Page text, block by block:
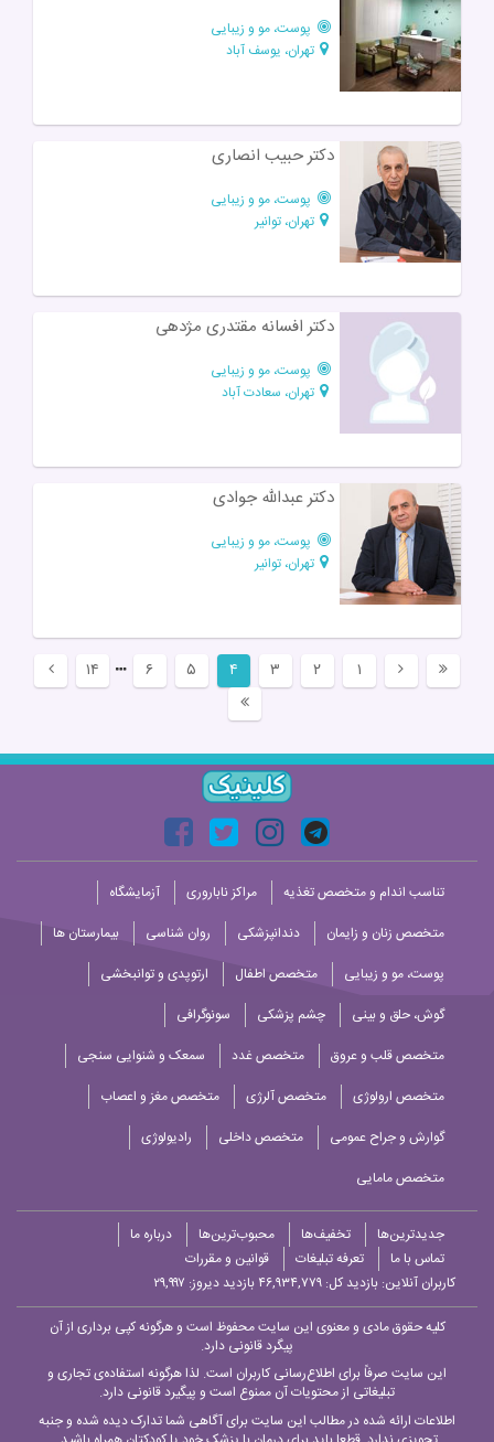
پوست، مو و زیبایی
تهران، یوسف آباد
دکتر حبیب انصاری
پوست، مو و زیبایی
تهران، توانیر
دکتر افسانه مقتدری مژدهی
پوست، مو و زیبایی
تهران، سعادت آباد
دکتر عبدالله جوادی
پوست، مو و زیبایی
تهران، توانیر
۱ ۲ ۳ ۴ ۵ ۶ ۱۴
تناسب اندام و متخصص تغذیه مراکز ناباروری
آزمایشگاه
متخصص زنان و زایمان
دندانپزشکی روان شناسی
بیمارستان ها
پوست، مو و زیبایی
متخصص اطفال
ارتوپدی و توانبخشی
گوش، حلق و بینی
چشم پزشکی
سونوگرافی
متخصص قلب و عروق
متخصص غدد
سمعک و شنوایی سنجی
متخصص ارولوژی
متخصص آلرژی
متخصص مغز و اعصاب
گوارش و جراح عمومی
متخصص داخلی
رادیولوژی
متخصص مامایی
جدیدترین‌ها تخفیف‌ها محبوب‌ترین‌ها
درباره ما
تماس با ما
تعرفه تبلیغات
قوانین و مقررات
کاربران آنلاین: بازدید کل: ۴۶,۹۳۴,۷۷۹
بازدید دیروز: ۲۹,۹۹۷
کلیه حقوق مادی و معنوی این سایت محفوظ است و هرگونه کپی برداری از آن
پیگرد قانونی دارد.
این سایت صرفاً برای اطلاع‌رسانی کاربران است. لذا هرگونه استفاده‌ی تجاری و
تبلیغاتی از محتویات آن ممنوع است و پیگیرد قانونی دارد.
اطلاعات ارائه شده در مطالب این سایت برای آگاهی شما تدارک دیده شده و جنبه